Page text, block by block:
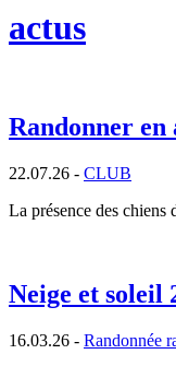
actus
Randonner
22.07.26 - CLUB
La présence des chiens
Neige et soleil
16.03.26 - Randonnée